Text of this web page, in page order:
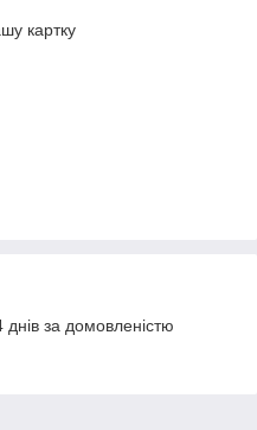
картку
за домовленістю